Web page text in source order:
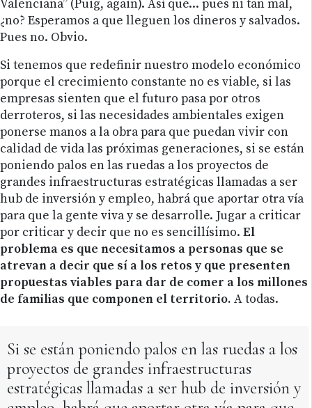
Valenciana” (Puig, again). Así que... pues ni tan mal,
¿no? Esperamos a que lleguen los dineros y salvados.
Pues no. Obvio.
Si tenemos que redefinir nuestro modelo económico
porque el crecimiento constante no es viable, si las
empresas sienten que el futuro pasa por otros
derroteros, si las necesidades ambientales exigen
ponerse manos a la obra para que puedan vivir con
calidad de vida las próximas generaciones, si se están
poniendo palos en las ruedas a los proyectos de
grandes infraestructuras estratégicas llamadas a ser
hub de inversión y empleo, habrá que aportar otra vía
para que la gente viva y se desarrolle. Jugar a criticar
por criticar y decir que no es sencillísimo. El
problema es que necesitamos a personas que se
atrevan a decir que sí a los retos y que presenten
propuestas viables para dar de comer a los millones
de familias que componen el territorio. A todas.
Si se están poniendo palos en las ruedas a los
proyectos de grandes infraestructuras
estratégicas llamadas a ser hub de inversión y